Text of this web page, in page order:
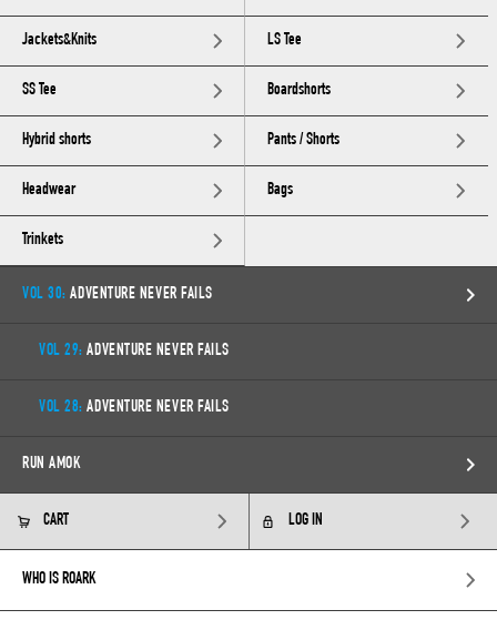
Jackets&Knits LS Tee
SS Tee Boardshorts
Hybrid shorts Pants / Shorts
Headwear Bags
Trinkets
VOL 30: ADVENTURE NEVER FAILS
VOL 29: ADVENTURE NEVER FAILS
VOL 28: ADVENTURE NEVER FAILS
RUN AMOK
CART LOG IN
WHO IS ROARK